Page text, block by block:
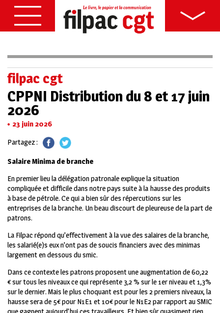
filpac cgt
CPPNI Distribution du 8 et 17 juin
2026
23 juin 2026
Partagez :
Salaire Minima de branche
En premier lieu la délégation patronale explique la situation
compliquée et difficile dans notre pays suite à la hausse des produits
à base de pétrole. Ce qui a bien sûr des répercutions sur les
entreprises de la branche. Un beau discourt de pleureuse de la part de
patrons.
La Filpac répond qu’effectivement à la vue des salaires de la branche,
les salarié(e)s eux n’ont pas de soucis financiers avec des minimas
largement en dessous du smic.
Dans ce contexte les patrons proposent une augmentation de 60,22
€ sur tous les niveaux ce qui représente 3,2 % sur le 1erniveau et 1,3%
sur le dernier. Mais le plus choquant est pour les 2 premiers niveaux, la
hausse sera de 5€ pour N1E1 et 10€ pour le N1E2 par rapport au SMIC